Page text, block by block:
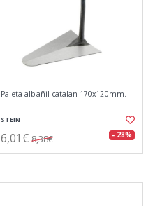
Paleta albañil catalan 170x120mm.
STEIN
6,01€ 8,38€ - 28%